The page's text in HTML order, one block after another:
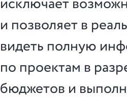
и позволяет в
видеть полную
по проектам в
бюджетов и